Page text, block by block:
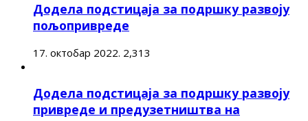
Додела подстицаја за подршку развоју
пољопривреде
17. октобар 2022. 2,313
Додела подстицаја за подршку развоју
привреде и предузетништва на